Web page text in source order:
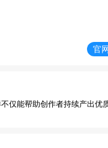
官
仅能帮助创作者持续产出优